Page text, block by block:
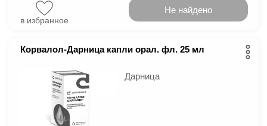
в избранное
Не найдено
Корвалол-Дарница капли орал. фл. 25 мл
Дарница